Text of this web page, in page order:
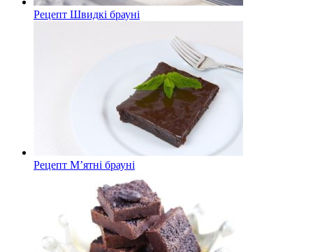
Рецепт Швидкі брауні
Рецепт М’ятні брауні